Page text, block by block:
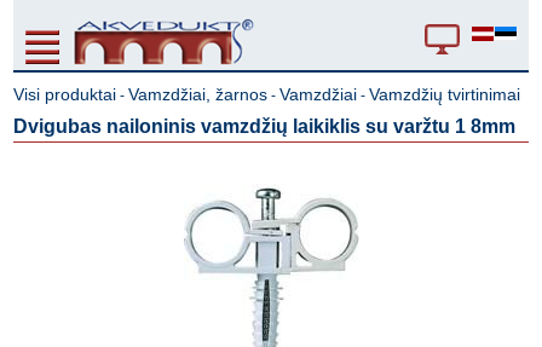
Visi produktai -Vamzdžiai, žarnos -Vamzdžiai -Vamzdžių tvirtinimai
Dvigubas nailoninis vamzdžių laikiklis su varžtu 1 8mm